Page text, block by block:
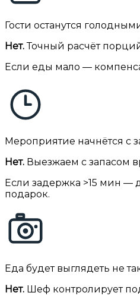
Гости останутся
Нет.Точный расчёт
Если еды мало —
Мероприятие начнётся с
Нет. Выезжаем с запасом
Если задержка >15 мин —
подарок.
Еда будет выглядеть не
Нет. Шеф контролирует